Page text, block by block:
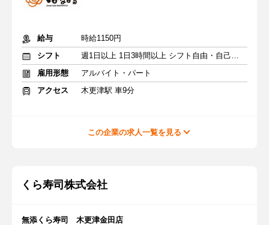
給与
時給1150円
シフト
週1日以上 1日3時間以上 シフト自由・自己申告
雇用形態
アルバイト・パート
アクセス
木更津駅 車9分
この企業の求人一覧を見る
くら寿司株式会社
無添くら寿司 木更津金田店